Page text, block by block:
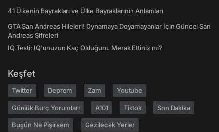
41 Ülkenin Bayrakları ve Ülke Bayraklarının Anlamları
GTA San Andreas Hileleri! Oynamaya Doyamayanlar İçin Güncel San
Andreas Şifreleri
IQ Testi: IQ'unuzun Kaç Olduğunu Merak Ettiniz mi?
Keşfet
Twitter Deprem Zam Youtube
Günlük Burç Yorumları A101 Tiktok Son Dakika
Bugün Ne Pişirsem Gezilecek Yerler